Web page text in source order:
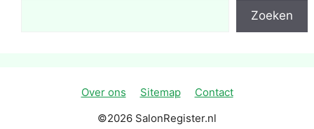
Zoeken
Over ons Sitemap
Contact
©2026 SalonRegister.nl